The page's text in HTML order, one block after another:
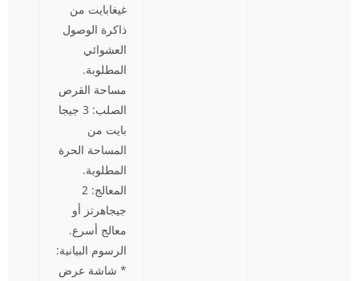
غيغابايت من
ذاكرة الوصول
العشوائي
المطلوبة.
مساحة القرص
الصلب: 3 جيجا
بايت من
المساحة الحرة
المطلوبة.
المعالج: 2
جيجاهرتز أو
معالج أسرع.
الرسوم البيانية:
* شاشة عرض